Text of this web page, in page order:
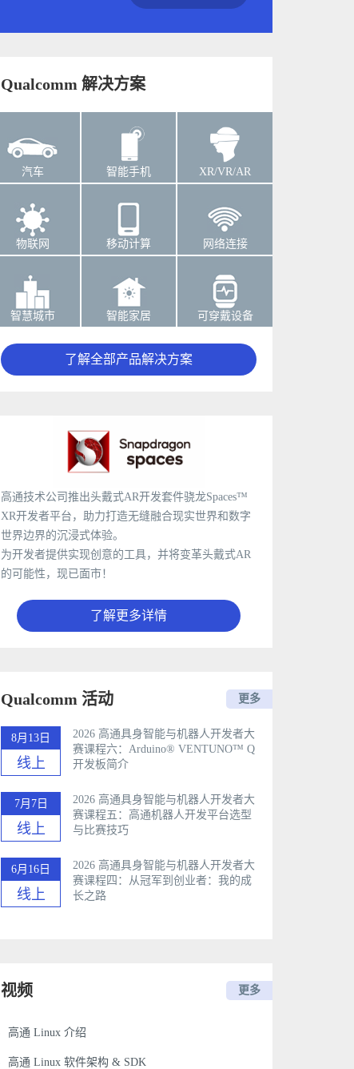
Qualcomm 解决方案
汽车 智能手机 XR/VR/AR
物联网 移动计算 网络连接
智慧城市 智能家居 可穿戴设备
了解全部产品解决方案
高通技术公司推出头戴式AR开发套件骁龙Spaces™
XR开发者平台，助力打造无缝融合现实世界和数字
世界边界的沉浸式体验。
为开发者提供实现创意的工具，并将变革头戴式AR
的可能性，现已面市！
了解更多详情
Qualcomm 活动 更多
8月13日
线上
2026 高通具身智能与机器人开发者大
赛课程六：Arduino®️ VENTUNO™ Q
开发板简介
7月7日
线上
2026 高通具身智能与机器人开发者大
赛课程五：高通机器人开发平台选型
与比赛技巧
6月16日
线上
2026 高通具身智能与机器人开发者大
赛课程四：从冠军到创业者：我的成
长之路
视频 更多
高通 Linux 介绍
高通 Linux 软件架构 & SDK